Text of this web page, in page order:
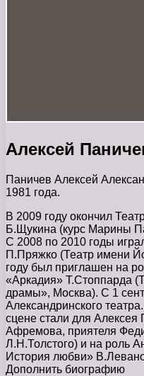
Алексей
Паничев Алексей
1981 года.
В 2009 году окончил
Б.Щукина (курс Марины
С 2008 по 2010 годы
П.Пряжко (Театр имени
году был приглашен на
«Аркадия» Т.Стоппарда
драмы», Москва). С 1
Александринского
сцене стали для
Афремова, приятеля
Л.Н.Толстого) и на роль
История любви»
Дополнить биографию